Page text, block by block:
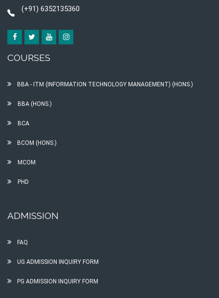
(+91) 6352135360
COURSES
BBA - ITM (INFORMATION TECHNOLOGY MANAGEMENT) (HONS.)
BBA (HONS.)
BCA
BCOM (HONS.)
MCOM
PHD
ADMISSION
FAQ
UG ADMISSION INQUIRY FORM
PG ADMISSION INQUIRY FORM